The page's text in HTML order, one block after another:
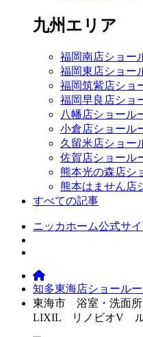
九州エリア
福岡南店ショー
福岡東店ショー
福岡筑紫店ショ
福岡早良店ショ
八幡店ショール
小倉店ショール
久留米店ショー
佐賀店ショール
熊本光の森店シ
熊本はません店
すべての記事
ニッカホーム公式サイ
知多東海店ショールー
東海市 浴室・洗面
LIXIL リノビオV ル